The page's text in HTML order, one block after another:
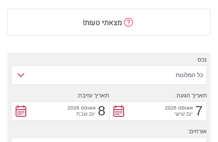
מצאתי טעות!
נכס
כל המלונות
תאריך הגעה:
7 אוגוסט 2026
יום שישי
תאריך עזיבה:
8 אוגוסט 2026
יום שבת
אורחים: